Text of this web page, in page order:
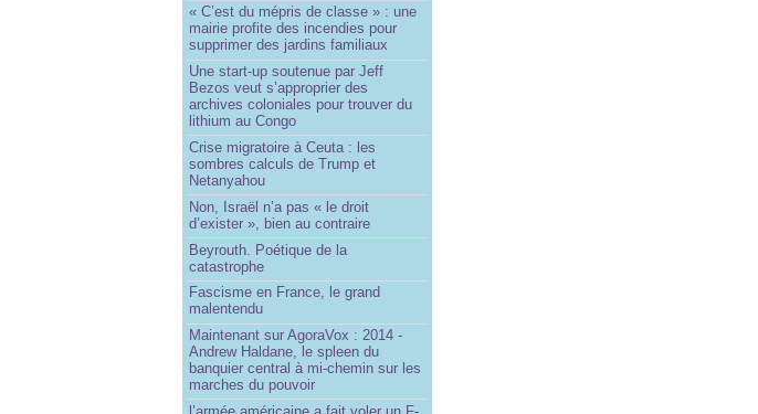
« C’est du mépris de classe » : une
mairie profite des incendies pour
supprimer des jardins familiaux
Une start-up soutenue par Jeff
Bezos veut s’approprier des
archives coloniales pour trouver du
lithium au Congo
Crise migratoire à Ceuta : les
sombres calculs de Trump et
Netanyahou
Non, Israël n’a pas « le droit
d’exister », bien au contraire
Beyrouth. Poétique de la
catastrophe
Fascisme en France, le grand
malentendu
Maintenant sur AgoraVox : 2014 -
Andrew Haldane, le spleen du
banquier central à mi-chemin sur les
marches du pouvoir